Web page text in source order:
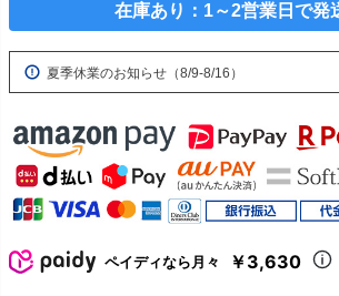
在庫あり：1～2営業日で発
夏季休業のお知らせ（8/9-8/16）
ペイディなら月々 ￥3,630